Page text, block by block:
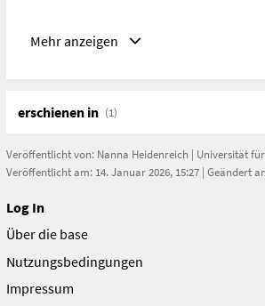
mdw press, Bielefeld, NW, Deutschland,
https://www.transcript-open.de/isbn/
Mehr anzeigen
erschienen in (1)
Veröffentlicht von: Nanna Heidenreich | Universität
Veröffentlicht am: 14. Januar 2026, 15:27 | Geändert
Log In
Über die base
Nutzungsbedingungen
Impressum